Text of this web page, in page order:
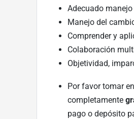
Adecuado
Manejo del
Comprender y
Colaboración
Objetividad,
Por favor tomar
completamente
pago o depósito